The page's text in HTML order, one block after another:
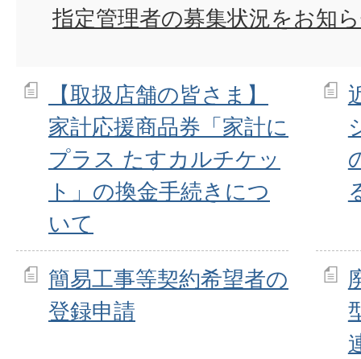
指定管理者の募集状況をお知
【取扱店舗の皆さま】
家計応援商品券「家計に
プラス たすカルチケッ
ト」の換金手続きにつ
いて
簡易工事等契約希望者の
登録申請